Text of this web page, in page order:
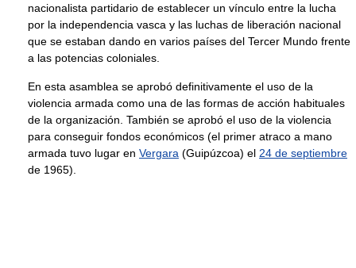
nacionalista partidario de establecer un vínculo entre la lucha
por la independencia vasca y las luchas de liberación nacional
que se estaban dando en varios países del Tercer Mundo frente
a las potencias coloniales.
En esta asamblea se aprobó definitivamente el uso de la
violencia armada como una de las formas de acción habituales
de la organización. También se aprobó el uso de la violencia
para conseguir fondos económicos (el primer atraco a mano
armada tuvo lugar en Vergara (Guipúzcoa) el 24 de septiembre
de 1965).